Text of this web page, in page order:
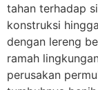
tahan terhadap
konstruksi
dengan lereng
ramah
perusakan